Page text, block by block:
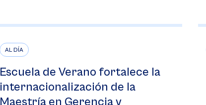
AL DÍA
Escuela de Verano fortalece la
internacionalización de la
Maestría en Gerencia y